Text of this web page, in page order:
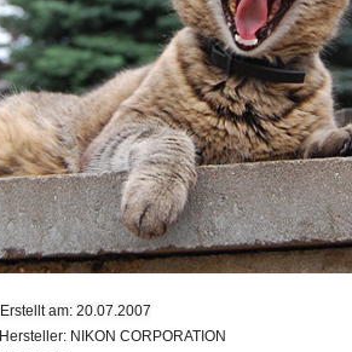
Erstellt am: 20.07.2007
Hersteller: NIKON CORPORATION